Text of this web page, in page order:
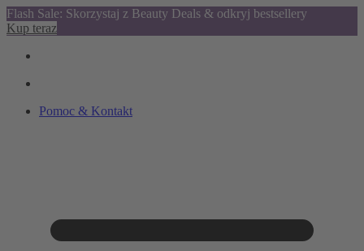
Flash Sale: Skorzystaj z Beauty Deals & odkryj bestsellery
Kup teraz
Pomoc & Kontakt